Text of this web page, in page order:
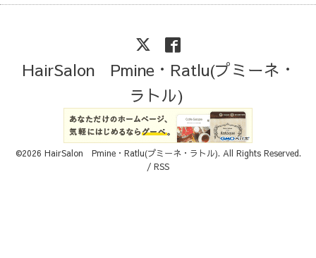
HairSalon Pmine・Ratlu(プミーネ・
ラトル)
©2026 HairSalon Pmine・Ratlu(プミーネ・ラトル). All Rights Reserved.
/ RSS